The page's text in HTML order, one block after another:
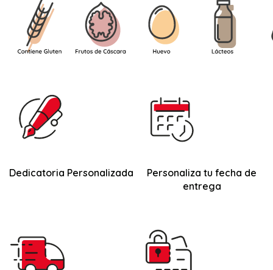
Dedicatoria Personalizada
Personaliza tu fecha de
entrega